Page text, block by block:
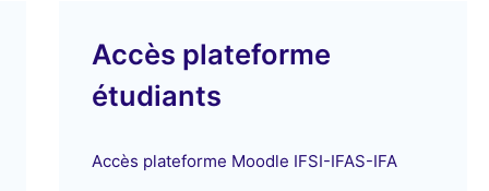
Accès plateforme
étudiants
Accès plateforme Moodle IFSI-IFAS-IFA